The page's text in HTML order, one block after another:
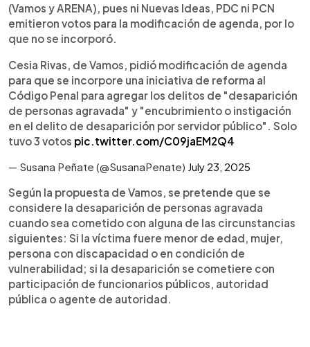
(Vamos y ARENA), pues ni Nuevas Ideas, PDC ni PCN
emitieron votos para la modificación de agenda, por lo
que no se incorporó.
Cesia Rivas, de Vamos, pidió modificación de agenda
para que se incorpore una iniciativa de reforma al
Código Penal para agregar los delitos de "desaparición
de personas agravada" y "encubrimiento o instigación
en el delito de desaparición por servidor público". Solo
tuvo 3 votos pic.twitter.com/C09jaEM2Q4
— Susana Peñate (@SusanaPenate) July 23, 2025
Según la propuesta de Vamos, se pretende que se
considere la desaparición de personas agravada
cuando sea cometido con alguna de las circunstancias
siguientes: Si la víctima fuere menor de edad, mujer,
persona con discapacidad o en condición de
vulnerabilidad; si la desaparición se cometiere con
participación de funcionarios públicos, autoridad
pública o agente de autoridad.